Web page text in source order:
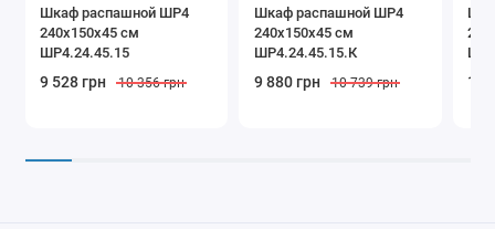
Шкаф распашной ШР4
240х150х45 см
ШР4.24.45.15
9 528 грн 10 356 грн
Шкаф распашной ШР4
240х150х45 см
ШР4.24.45.15.К
9 880 грн 10 739 грн 17